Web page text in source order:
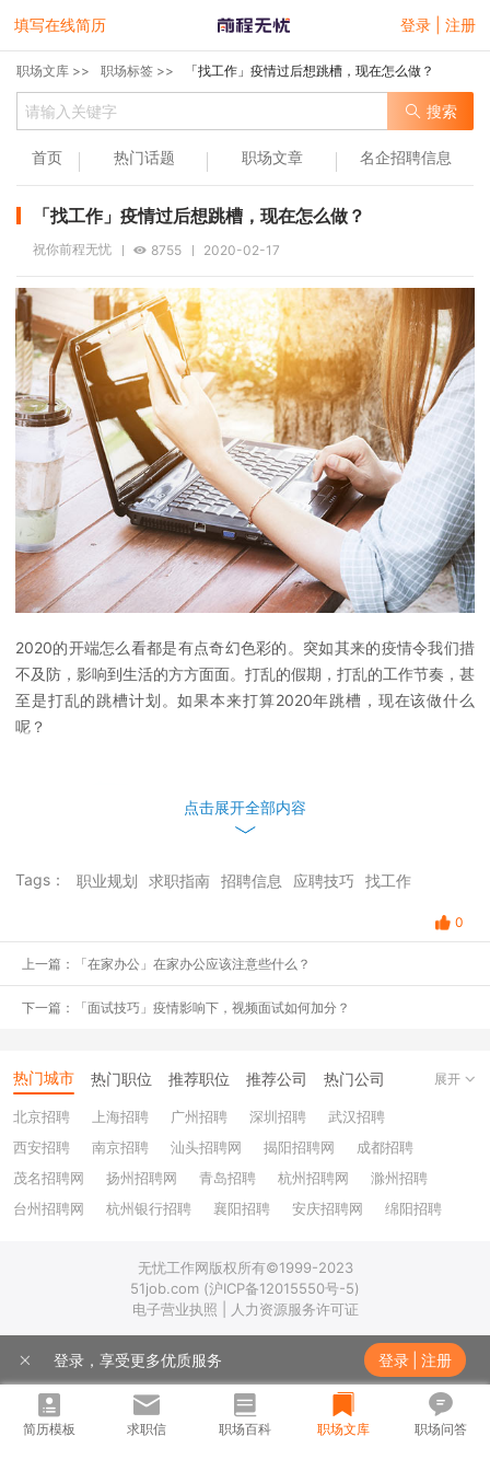
填写在线简历 登录 | 注册
职场文库 >> 职场标签 >> 「找工作」疫情过后想跳槽，现在怎么做？
搜索
首页 热门话题 职场文章 名企招聘信息
「找工作」疫情过后想跳槽，现在怎么做？
祝你前程无忧 8755 2020-02-17
2020的开端怎么看都是有点奇幻色彩的。突如其来的疫情令我们措
不及防，影响到生活的方方面面。打乱的假期，打乱的工作节奏，甚
至是打乱的跳槽计划。如果本来打算2020年跳槽，现在该做什么
呢？
要不要跳槽，最应该看职业规划
有人因为工资跳槽，有人因为领导跳槽，有人因为加班跳槽，有人因
想在哪个行业深耕发展？
预计工作3年之内得到什么样能力的提升？
5年之内做到什么级别？
当有了明确的职业规划，发现今年的工作配不上明年的我的时候，就
当然，职业规划绝对不是一成不变的，它一定是根据大环境和自己的
工作进程随时调整的。就像现在受疫情影响，很多公司都是半停工的
状态，往年的招聘旺季金三银四，现在远远没有旺起来。这个时候，
点击展开全部内容
Tags： 职业规划 求职指南 招聘信息 应聘技巧 找工作
0
上一篇：「在家办公」在家办公应该注意些什么？
下一篇：「面试技巧」疫情影响下，视频面试如何加分？
热门城市 热门职位 推荐职位 推荐公司 热门公司
北京招聘 上海招聘 广州招聘 深圳招聘
武汉招聘
西安招聘
南京招聘 汕头招聘网 揭阳招聘网
成都招聘
茂名招聘网
扬州招聘网 青岛招聘 杭州招聘网
滁州招聘
台州招聘网
杭州银行招聘 襄阳招聘 安庆招聘网
绵阳招聘
上饶招聘网
展开
无忧工作网版权所有©1999-2023
51job.com (沪ICP备12015550号-5)
电子营业执照 | 人力资源服务许可证
登录，享受更多优质服务 登录 注册
简历模板 求职信 职场百科 职场文库 职场问答